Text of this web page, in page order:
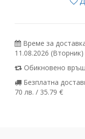
Време за
11.08.2026 (Вторник)
Обикновено
Безплатна
70 лв. / 35.79 €